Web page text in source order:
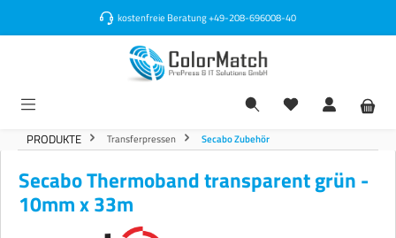
kostenfreie Beratung+49-208-696008-40
PRODUKTE Transferpressen Secabo Zubehör
Secabo Thermoband transparent grün -
10mm x 33m